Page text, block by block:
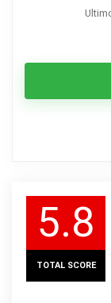
5.8
TOTAL SCORE